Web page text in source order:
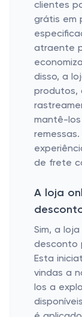
clientes
grátis em
atraente
disso, a
produtos,
mantê-los
de frete
A loja
Sim, a
desconto
Esta
vindas a
los a